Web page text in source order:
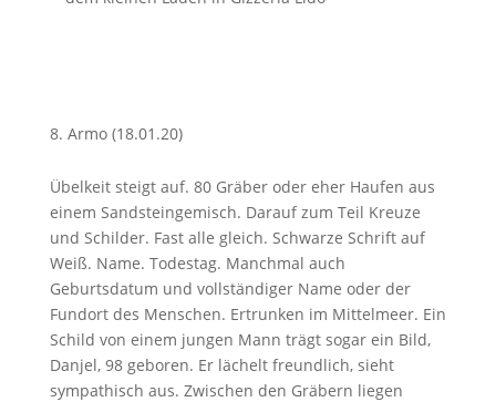
Armo (18.01.20)
Übelkeit steigt auf. 80 Gräber oder eher Haufen aus
einem Sandsteingemisch. Darauf zum Teil Kreuze
und Schilder. Fast alle gleich. Schwarze Schrift auf
Weiß. Name. Todestag. Manchmal auch
Geburtsdatum und vollständiger Name oder der
Fundort des Menschen. Ertrunken im Mittelmeer. Ein
Schild von einem jungen Mann trägt sogar ein Bild,
Danjel, 98 geboren. Er lächelt freundlich, sieht
sympathisch aus. Zwischen den Gräbern liegen